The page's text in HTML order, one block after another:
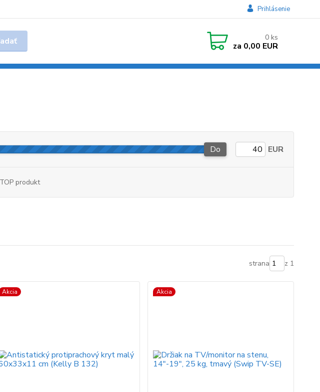
Prihlásenie
0 ks
za 0,00 EUR
Do EUR
TOP produkt
strana z 1
Akcia Akcia